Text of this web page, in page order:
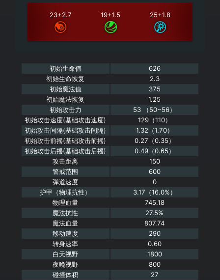
23+2.7 19+1.5 25+1.8
初始生命值
626
初始生命恢复
2.3
初始魔法值
375
初始魔法恢复
1.25
初始攻击力
53 （50~56）
初始攻击速度(基础攻击速度)
129（110）
初始攻击间隔(基础攻击间隔)
1.32（1.70）
初始攻击前摇(基础攻击前摇)
0.27（0.35）
初始攻击后摇(基础攻击后摇)
0.49（0.65）
攻击距离
150
警戒范围
600
弹道速度
0
护甲（物理抗性）
3.17（16.0%）
物理血量
745.18
魔法抗性
27.5%
魔法血量
807.74
移动速度
290
转身速率
0.60
白天视野
1800
夜晚视野
800
碰撞体积
27